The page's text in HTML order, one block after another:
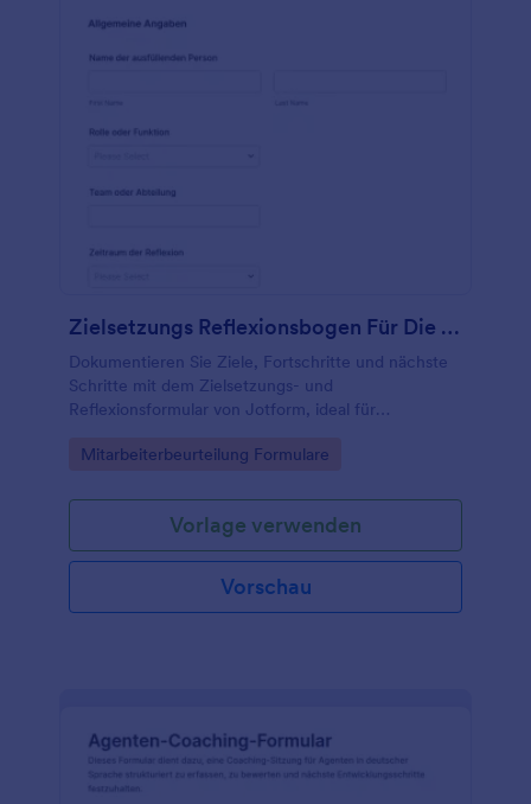
Zielsetzungs Reflexionsbogen Für Die Persönliche Entwicklung
Dokumentieren Sie Ziele, Fortschritte und nächste
Schritte mit dem Zielsetzungs- und
Reflexionsformular von Jotform, ideal für
zur wiederkehrenden Datenerfassung und
Go to Category:
Mitarbeiterbeurteilung Formulare
Vorlage verwenden
Vorschau